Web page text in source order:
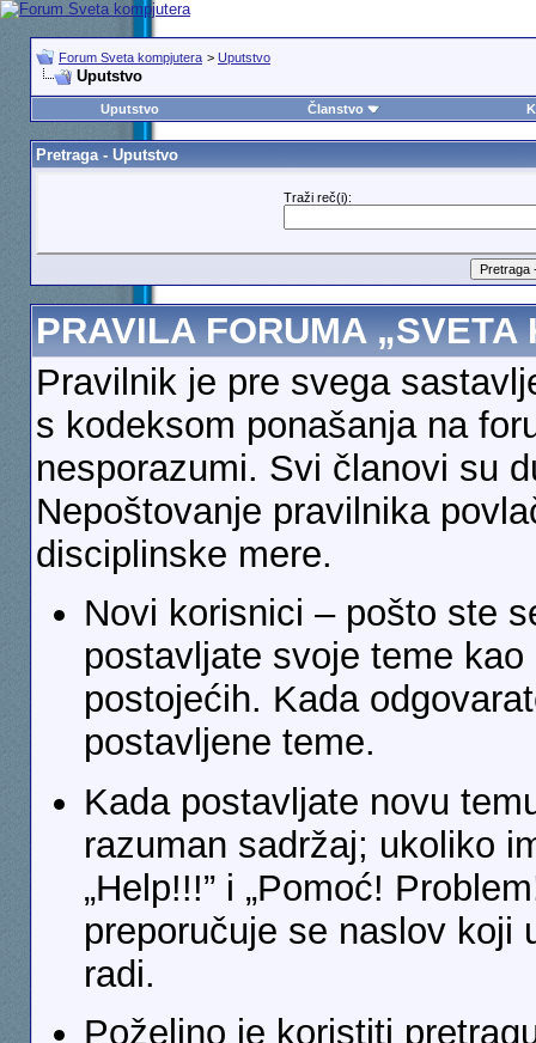
Forum Sveta kompjutera > Uputstvo
Uputstvo
Uputstvo Članstvo
Pretraga - Uputstvo
Traži reč(i):
PRAVILA FORUMA „SVETA
Pravilnik je pre svega
s kodeksom ponašanja na
nesporazumi. Svi članovi su
Nepoštovanje pravilnika
disciplinske mere.
Novi korisnici – pošto ste
postavljate svoje teme
postojećih. Kada
postavljene teme.
Kada postavljate novu
razuman sadržaj; ukoliko
„Help!!!” i „Pomoć!
preporučuje se naslov koji
radi.
Poželjno je koristiti